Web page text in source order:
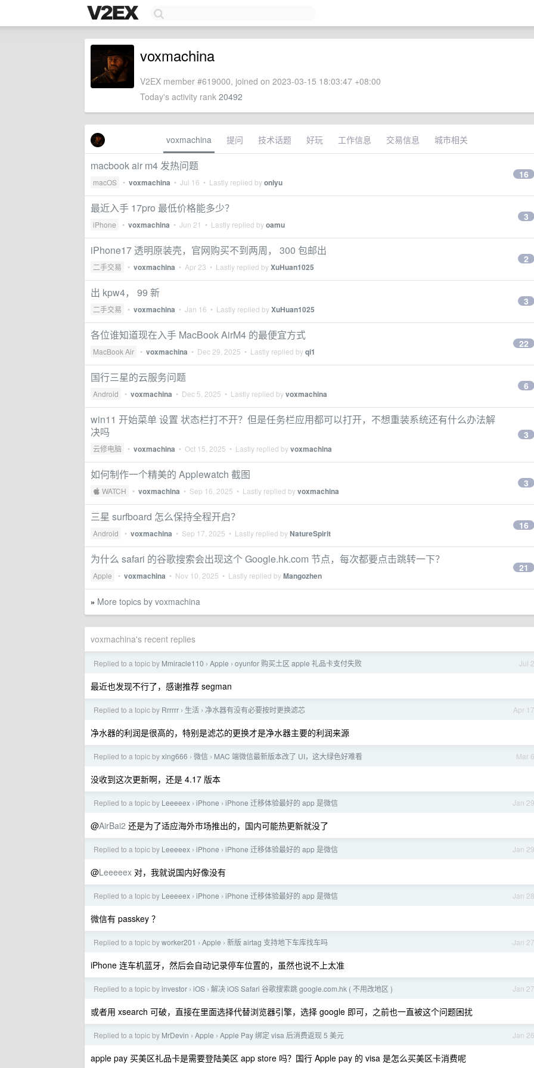
voxmachina
V2EX member #619000, joined on 2023-03-15 18:03:47 +08:00
Today's activity rank 20492
voxmachina 提问 技术话题 好玩 工作信息 交易信息 城市相关
macbook air m4 发热问题
macOS • voxmachina • Jul 16 • Lastly replied byonlyu
16
最近入手 17pro 最低价格能多少？
iPhone • voxmachina • Jun 21 • Lastly replied byoamu
3
iPhone17 透明原装壳，官网购买不到两周， 300 包邮出
二手交易 • voxmachina • Apr 23 • Lastly replied byXuHuan1025
2
出 kpw4， 99 新
二手交易 • voxmachina • Jan 16 • Lastly replied byXuHuan1025
3
各位谁知道现在入手 MacBook AirM4 的最便宜方式
MacBook Air • voxmachina • Dec 29, 2025 • Lastly replied byqi1
22
国行三星的云服务问题
Android • voxmachina • Dec 5, 2025 • Lastly replied byvoxmachina
6
win11 开始菜单 设置 状态栏打不开？但是任务栏应用都可以打开，不想重装系统还有什么办法解
决吗
云修电脑 • voxmachina • Oct 15, 2025 • Lastly replied byvoxmachina
3
如何制作一个精美的 Applewatch 截图
 WATCH • voxmachina • Sep 16, 2025 • Lastly replied byvoxmachina
3
三星 surfboard 怎么保持全程开启？
Android • voxmachina • Sep 17, 2025 • Lastly replied byNatureSpirit
16
为什么 safari 的谷歌搜索会出现这个 Google.hk.com 节点，每次都要点击跳转一下？
Apple • voxmachina • Nov 10, 2025 • Lastly replied byMangozhen
21
» More topics by voxmachina
voxmachina's recent replies
Jul 2
Replied to a topic by Mmiracle110 › Apple › oyunfor 购买土区 apple 礼品卡支付失败
最近也发现不行了，感谢推荐 segman
Apr 17
Replied to a topic by Rrrrrr › 生活 › 净水器有没有必要按时更换滤芯
净水器的利润是很高的，特别是滤芯的更换才是净水器主要的利润来源
Mar 6
Replied to a topic byxing666 › 微信 › MAC 端微信最新版本改了 UI，这大绿色好难看
没收到这次更新啊，还是 4.17 版本
Jan 29
Replied to a topic by Leeeeex › iPhone › iPhone 迁移体验最好的 app 是微信
@AirBai2 还是为了适应海外市场推出的，国内可能热更新就没了
Jan 29
Replied to a topic by Leeeeex › iPhone › iPhone 迁移体验最好的 app 是微信
@Leeeeex 对，我就说国内好像没有
Jan 28
Replied to a topic by Leeeeex › iPhone › iPhone 迁移体验最好的 app 是微信
微信有 passkey ？
Jan 27
Replied to a topic byworker201 › Apple › 新版 airtag 支持地下车库找车吗
iPhone 连车机蓝牙，然后会自动记录停车位置的，虽然也说不上太准
Jan 27
Replied to a topic byinvestor › iOS › 解决 iOS Safari 谷歌搜索跳 google.com.hk ( 不用改地区 )
或者用 xsearch 可破，直接在里面选择代替浏览器引擎，选择 google 即可，之前也一直被这个问题困扰
Jan 26
Replied to a topic by MrDevin › Apple › Apple Pay 绑定 visa 后消费返现 5 美元
apple pay 买美区礼品卡是需要登陆美区 app store 吗？国行 Apple pay 的 visa 是怎么买美区卡消费呢